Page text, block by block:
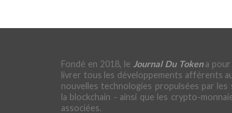
Fondé en 2018, le Journal Du Tokena pour
livrer tous les développements afférents
nouvelles technologies propulsées par
la blockchain - ainsi que les crypto-
associées.